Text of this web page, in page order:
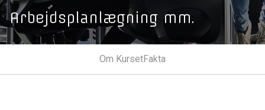
Arbejdsplanlægning mm.
Om KursetFakta